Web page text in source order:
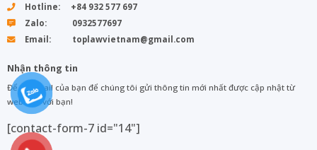
Hotline: +84 932 577 697
Zalo: 0932577697
Email: toplawvietnam@gmail.com
Nhận thông tin
Để lại email của bạn để chúng tôi gửi thông tin mới nhất được cập nhật từ
web đến với bạn!
[contact-form-7 id="14"]